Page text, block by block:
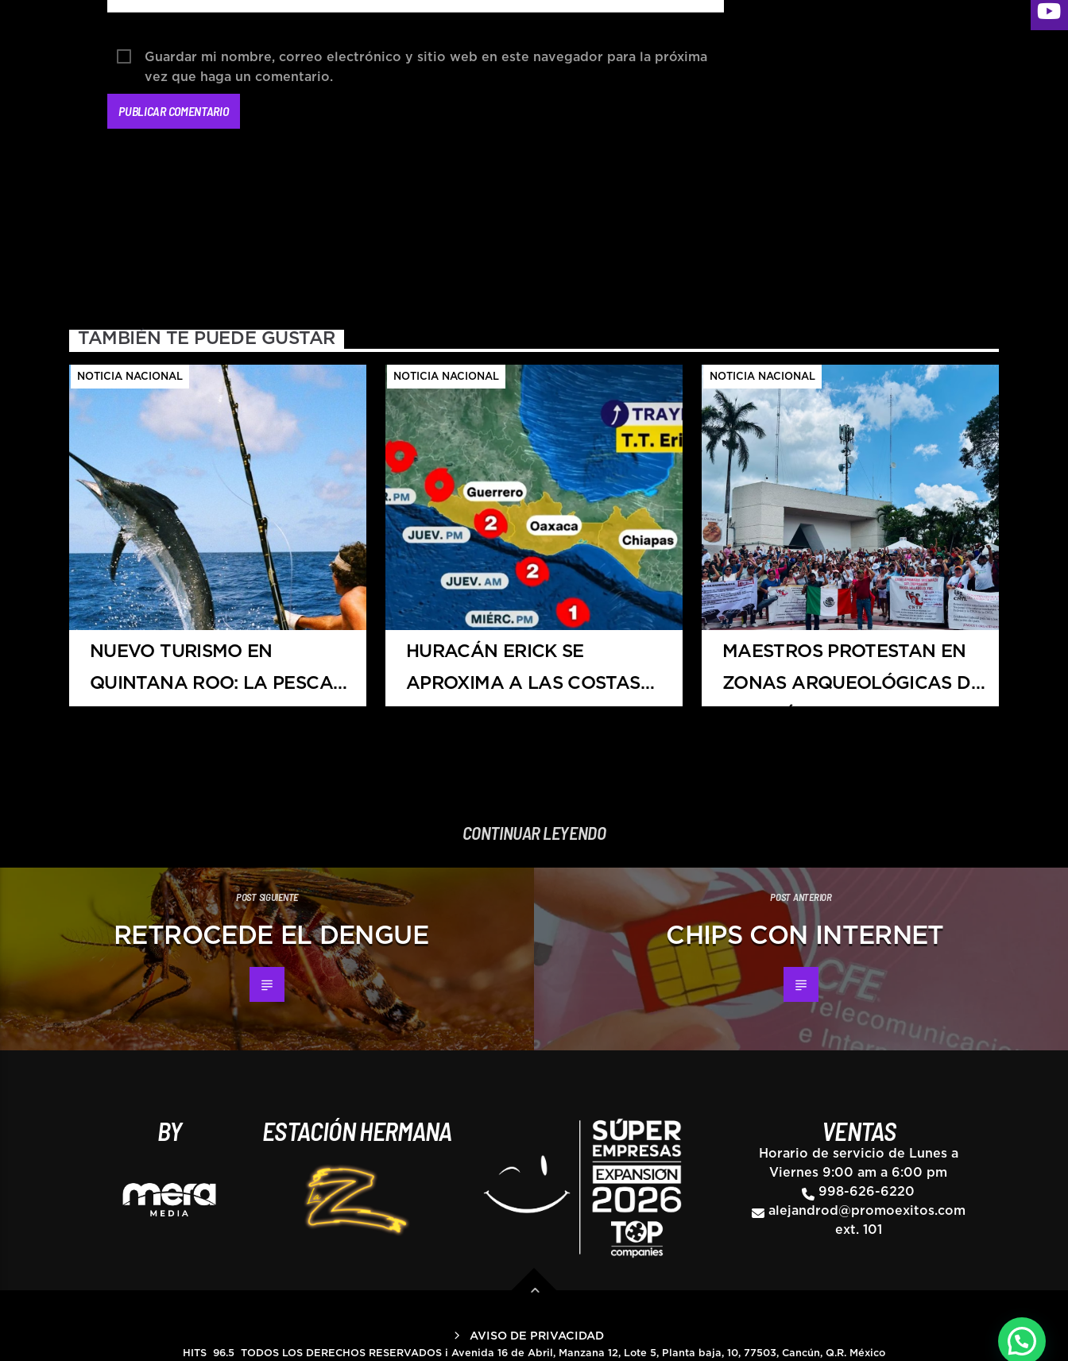
Guardar mi nombre, correo electrónico y sitio web en este navegador para la próxima
vez que haga un comentario.
TAMBIÉN TE PUEDE GUSTAR
NOTICIA NACIONAL
NUEVO TURISMO EN
QUINTANA ROO: LA PESCA
NOTICIA NACIONAL
HURACÁN ERICK SE
APROXIMA A LAS COSTAS
NOTICIA NACIONAL
MAESTROS PROTESTAN EN
ZONAS ARQUEOLÓGICAS DE
CONTINUAR LEYENDO
POST SIGUIENTE
RETROCEDE EL DENGUE
POST ANTERIOR
CHIPS CON INTERNET
BY ESTACIÓN HERMANA VENTAS
Horario de servicio de Lunes a
Viernes 9:00 am a 6:00 pm
998-626-6220
alejandrod@promoexitos.com
ext. 101
AVISO DE PRIVACIDAD
HITS 96.5 TODOS LOS DERECHOS RESERVADOS i Avenida 16 de Abril, Manzana 12, Lote 5, Planta baja, 10, 77503, Cancún, Q.R. México